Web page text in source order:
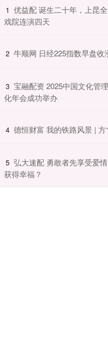
1 优益配 诞生二十年，上昆
戏院连演四天
2 牛顺网 日经225指数早盘收
3 宝融配资 2025中国文化管
化年会成功举办
4 德恒财富 我的铁路风景 |
5 弘大速配 勇敢者先享受爱
获得幸福？